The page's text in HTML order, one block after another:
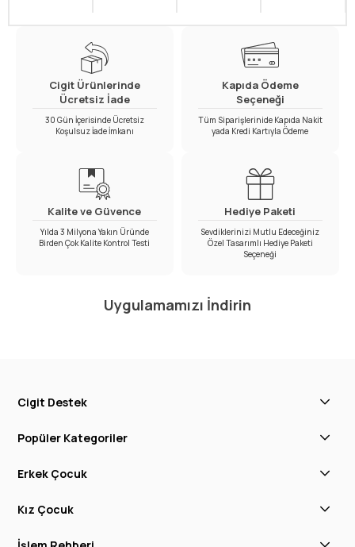
Cigit Ürünlerinde
Ücretsiz İade
30 Gün İçerisinde Ücretsiz
Koşulsuz İade İmkanı
Kapıda Ödeme
Seçeneği
Tüm Siparişlerinide Kapıda Nakit
yada Kredi Kartıyla Ödeme
Kalite ve Güvence
Yılda 3 Milyona Yakın Üründe
Birden Çok Kalite Kontrol Testi
Hediye Paketi
Sevdiklerinizi Mutlu Edeceğiniz
Özel Tasarımlı Hediye Paketi
Seçeneği
Uygulamamızı İndirin
Cigit Destek
Popüler Kategoriler
Erkek Çocuk
Kız Çocuk